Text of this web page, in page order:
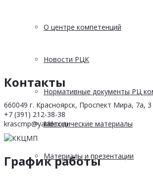
О центре компетенций
Новости РЦК
Нормативные документы РЦ
Методические материалы
Материалы и презентации
Контакты
660049 г. Красноярск, Проспект Мира, 7а,
+7 (391) 212-38-38
krascmp@yandex.ru
График работы